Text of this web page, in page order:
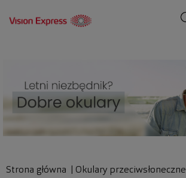
Strona główna Okulary przeciwsłoneczne